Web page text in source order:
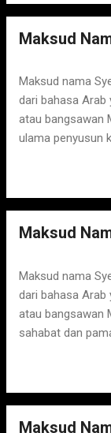
Maksud
Maksud nama
dari bahasa Arab
atau bangsawan
ulama penyusun
Maksud
Maksud nama
dari bahasa Arab
atau bangsawan
sahabat dan
Maksud